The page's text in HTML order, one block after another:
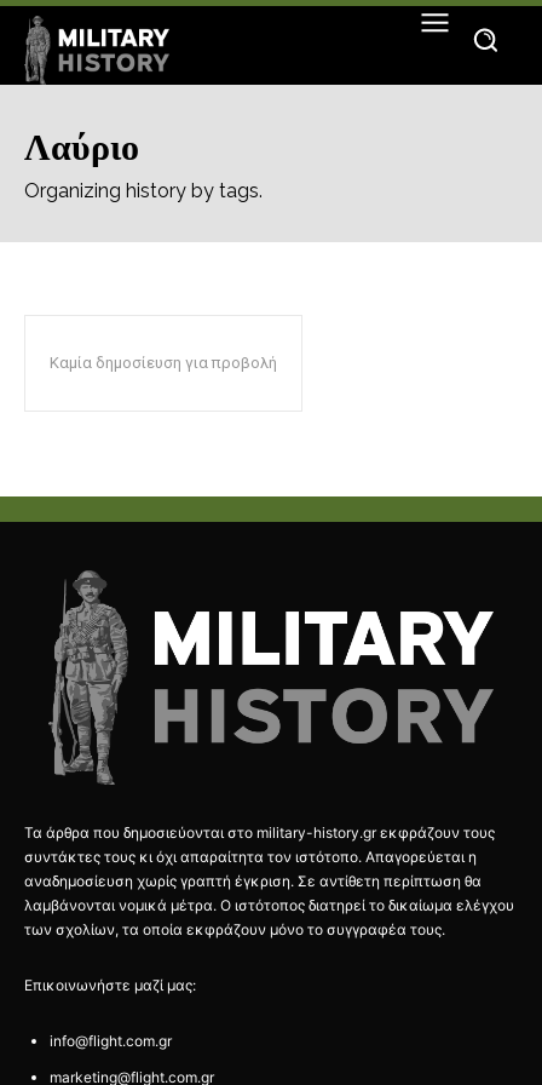
Λαύριο
Organizing history by tags.
Καμία δημοσίευση για προβολή
Τα άρθρα που δημοσιεύονται στο military-history.gr εκφράζουν τους
συντάκτες τους κι όχι απαραίτητα τον ιστότοπο. Απαγορεύεται η
αναδημοσίευση χωρίς γραπτή έγκριση. Σε αντίθετη περίπτωση θα
λαμβάνονται νομικά μέτρα. Ο ιστότοπος διατηρεί το δικαίωμα ελέγχου
των σχολίων, τα οποία εκφράζουν μόνο το συγγραφέα τους.
Επικοινωνήστε μαζί μας:
info@flight.com.gr
marketing@flight.com.gr